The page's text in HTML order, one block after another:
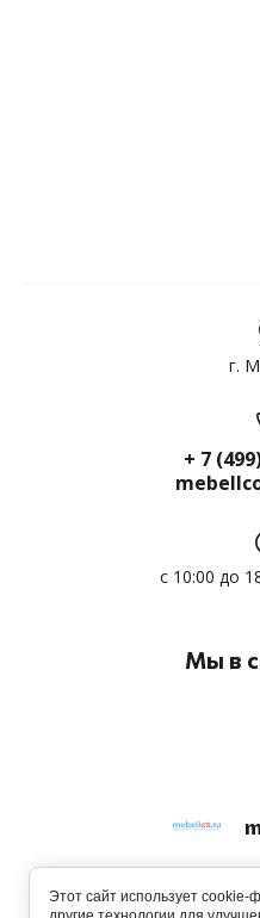
©
г.
+ 7
с 10:00 до
Мы в
Этот сайт использует cookie-